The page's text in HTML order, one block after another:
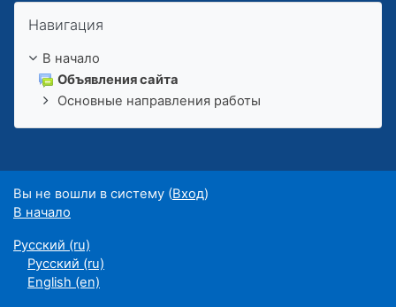
Пропустить Навигация
Навигация
В начало
Объявления сайта
Основные направления работы
Вы не вошли в систему (Вход)
В начало
Русский ‎(ru)‎
Русский ‎(ru)‎
English ‎(en)‎